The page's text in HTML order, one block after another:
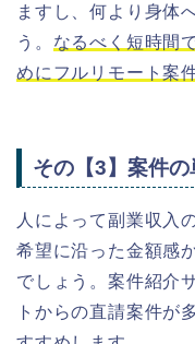
ますし、何より身体
う。 なるべく短時間
めにフルリモート案
その【3】案件
人によって副業収入
希望に沿った金額感
でしょう。 案件紹介
トからの直請案件が